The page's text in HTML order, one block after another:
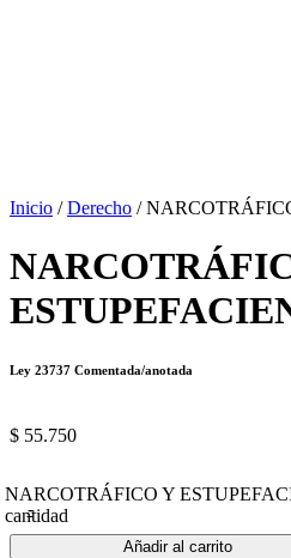
Inicio /Derecho /
Ley 23737 Comentada/anotada
$ 55.750
-
NARCOTRÁFICO Y
cantidad
Añadir al carrito